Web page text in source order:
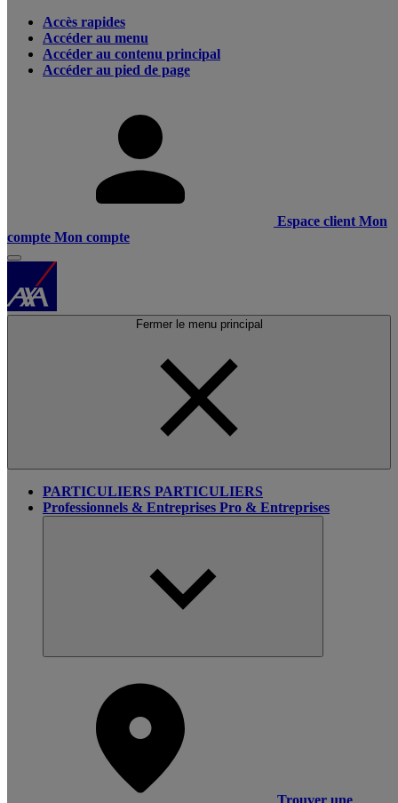
Accès rapides
Accéder au menu
Accéder au contenu principal
Accéder au pied de page
Espace client Mon
compte Mon compte
Fermer le menu principal
PARTICULIERS PARTICULIERS
Professionnels & Entreprises Pro & Entreprises
Trouver une